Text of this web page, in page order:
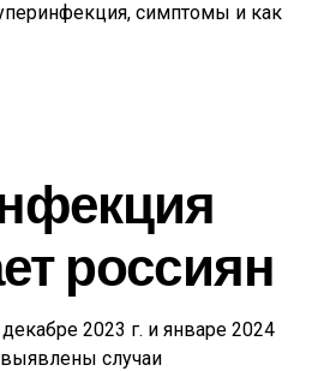
симптомы и как
россиян
2023 г. и январе 2024
случаи